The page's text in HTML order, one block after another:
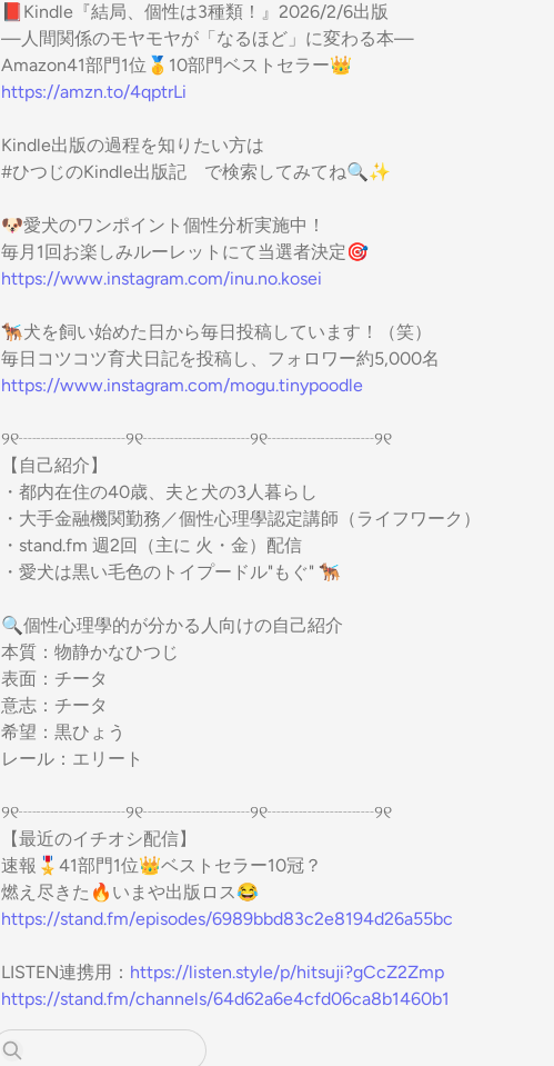
📕Kindle『結局、個性は3種類！』2026/2/6出版
—人間関係のモヤモヤが「なるほど」に変わる本—
Amazon41部門1位🥇10部門ベストセラー👑
https://amzn.to/4qptrLi
Kindle出版の過程を知りたい方は
#ひつじのKindle出版記 で検索してみてね🔍✨
🐶愛犬のワンポイント個性分析実施中！
毎月1回お楽しみルーレットにて当選者決定🎯
https://www.instagram.com/inu.no.kosei
🐕‍🦺犬を飼い始めた日から毎日投稿しています！（笑）
毎日コツコツ育犬日記を投稿し、フォロワー約5,000名
https://www.instagram.com/mogu.tinypoodle
୨୧┈┈┈┈┈┈୨୧┈┈┈┈┈┈୨୧┈┈┈┈┈┈୨୧
【自己紹介】
・都内在住の40歳、夫と犬の3人暮らし
・大手金融機関勤務／個性心理學認定講師（ライフワーク）
・stand.fm 週2回（主に 火・金）配信
・愛犬は黒い毛色のトイプードル"もぐ" 🐕‍🦺
🔍個性心理學的が分かる人向けの自己紹介
本質：物静かなひつじ
表面：チータ
意志：チータ
希望：黒ひょう
レール：エリート
୨୧┈┈┈┈┈┈୨୧┈┈┈┈┈┈୨୧┈┈┈┈┈┈୨୧
【最近のイチオシ配信】
速報🎖️41部門1位👑ベストセラー10冠？
燃え尽きた🔥いまや出版ロス😂
https://stand.fm/episodes/6989bbd83c2e8194d26a55bc
LISTEN連携用： https://listen.style/p/hitsuji?gCcZ2Zmp
https://stand.fm/channels/64d62a6e4cfd06ca8b1460b1